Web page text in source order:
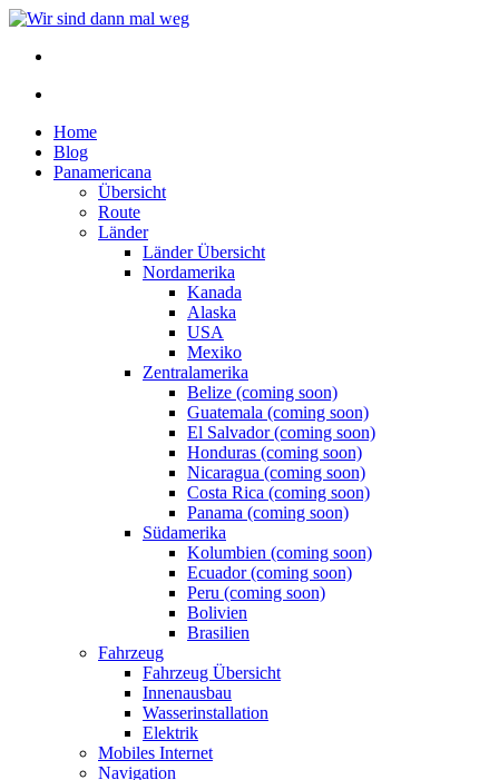
Home
Blog
Panamericana
Übersicht
Route
Länder
Länder Übersicht
Nordamerika
Kanada
Alaska
USA
Mexiko
Zentralamerika
Belize (coming soon)
Guatemala (coming soon)
El Salvador (coming soon)
Honduras (coming soon)
Nicaragua (coming soon)
Costa Rica (coming soon)
Panama (coming soon)
Südamerika
Kolumbien (coming soon)
Ecuador (coming soon)
Peru (coming soon)
Bolivien
Brasilien
Fahrzeug
Fahrzeug Übersicht
Innenausbau
Wasserinstallation
Elektrik
Mobiles Internet
Navigation